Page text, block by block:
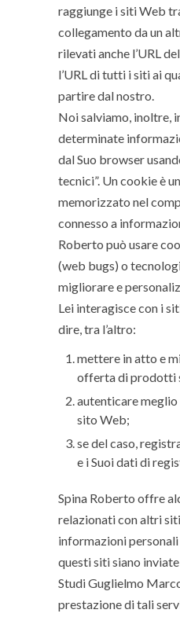
raggiunge i siti Web
collegamento da un
rilevati anche l’URL
l’URL di tutti i siti ai
partire dal nostro.
Noi salviamo, inoltre,
determinate
dal Suo browser
tecnici”. Un cookie è
memorizzato nel
connesso a
Roberto può usare
(web bugs) o
migliorare e
Lei interagisce con i
dire, tra l’altro:
mettere in atto e
offerta di prodotti
autenticare meglio
sito Web;
se del caso,
e i Suoi dati di
Spina Roberto offre
relazionati con altri
informazioni
questi siti siano
Studi Guglielmo
prestazione di tali